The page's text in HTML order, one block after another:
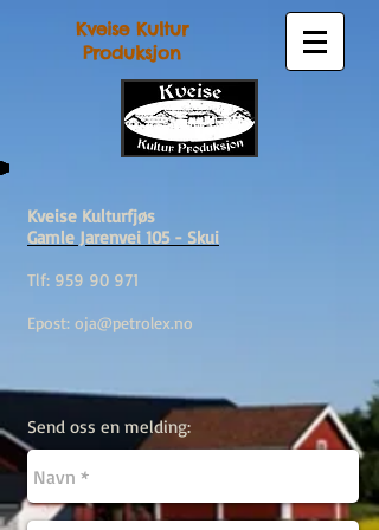
Kveise Kultur
Produksjon
Kveise Kulturfjøs
Gamle Jarenvei 105 - Skui
Tlf: 959 90 971
Epost: oja@petrolex.no
Send oss en melding: